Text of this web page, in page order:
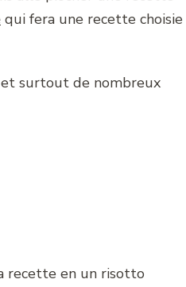
qui fera une recette choisie
et surtout de nombreux
recette en un risotto